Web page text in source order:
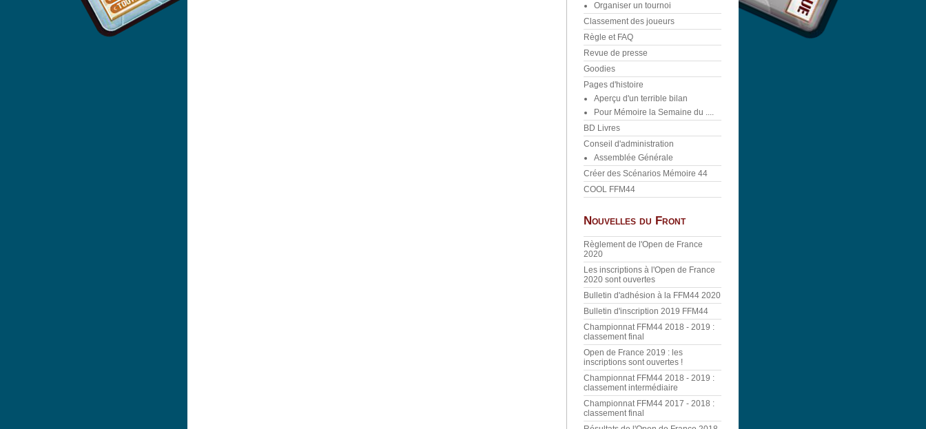
Organiser un tournoi
Classement des joueurs
Règle et FAQ
Revue de presse
Goodies
Pages d'histoire
Aperçu d'un terrible bilan
Pour Mémoire la Semaine du ....
BD Livres
Conseil d'administration
Assemblée Générale
Créer des Scénarios Mémoire 44
COOL FFM44
Nouvelles du Front
Règlement de l'Open de France
2020
Les inscriptions à l'Open de France
2020 sont ouvertes
Bulletin d'adhésion à la FFM44 2020
Bulletin d'inscription 2019 FFM44
Championnat FFM44 2018 - 2019 :
classement final
Open de France 2019 : les
inscriptions sont ouvertes !
Championnat FFM44 2018 - 2019 :
classement intermédiaire
Championnat FFM44 2017 - 2018 :
classement final